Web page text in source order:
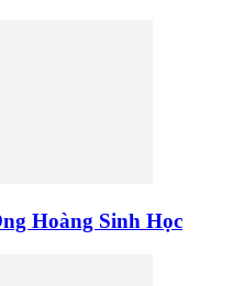
Hoàng Sinh Học